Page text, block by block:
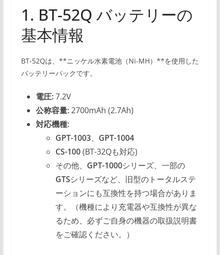
1. BT-52Q バッテリーの
基本情報
BT-52Qは、**ニッケル水素電池（Ni-MH）**を使用した
バッテリーパックです。
電圧:7.2V
公称容量:2700mAh (2.7Ah)
対応機種:
GPT-1003、 GPT-1004
CS-100(BT-32Qも対応)
その他、 GPT-1000シリーズ、一部の
GTSシリーズなど、旧型のトータルステ
ーションにも互換性を持つ場合がありま
す。（機種により充電器や互換性が異な
るため、必ずご自身の機器の取扱説明書
をご確認ください。）